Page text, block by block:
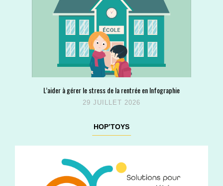
L’aider à gérer le stress de la rentrée en Infographie
29 JUILLET 2026
HOP’TOYS